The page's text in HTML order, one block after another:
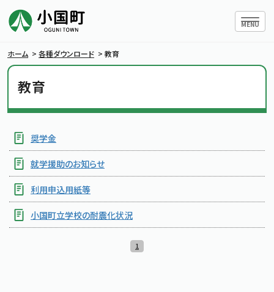
ハンバ
MENU
暮らしの情報
行政情報
条例・規則
ホーム > 各種ダウンロード > 教育
教育
奨学金
就学援助のお知らせ
利用申込用紙等
小国町立学校の耐震化状況
1